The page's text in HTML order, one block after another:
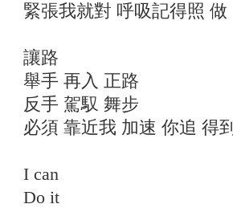
緊張我就對 呼吸記得照 做
讓路
舉手 再入 正路
反手 駕馭 舞步
必須 靠近我 加速 你追 得到
I can
Do it